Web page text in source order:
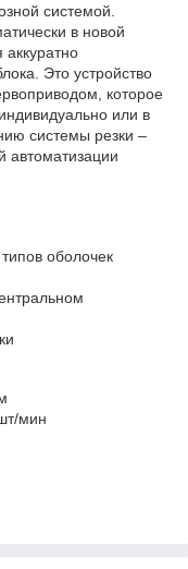
системой.
в новой
Это устройство
которое
или в
системы резки –
автоматизации
оболочек
мин